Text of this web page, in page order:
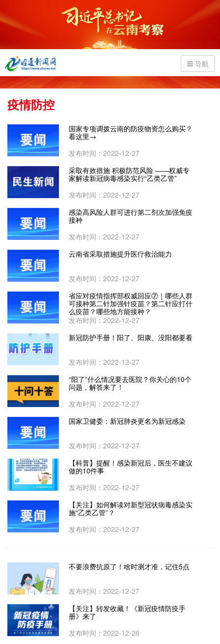
导航
疫情防控
国家专项调拨云南的防疫物资怎么购买？
看这里→
发布时间：2022-12-27
采取有效措施 积极防范风险 ——权威专
家解读新冠病毒感染实行“乙类乙管”
发布时间：2022-12-27
感染高风险人群可进行第二剂次加强免疫
接种
发布时间：2022-12-27
云南省采取措施提升医疗救治能力
发布时间：2022-12-27
省应对疫情指挥部权威回应​⑦｜哪些人群
可接种第二针加强针疫苗？第二针应打什
么疫苗？哪些地方能接种？
发布时间：2022-12-27
新冠防护手册！阳了、阳康、没阳都要看
发布时间：2022-12-27
“阳了”什么情况要去医院？你关心的10个
问题，解答来了！
发布时间：2022-12-27
国家卫健委：新冠肺炎更名为新冠感染
发布时间：2022-12-27
【科普】提醒！感染新冠后，医生不建议
做的10件事
发布时间：2022-12-27
【关注】如何解读对新型冠状病毒感染实
施“乙类乙管”？
发布时间：2022-12-27
不要浪费抗原了！啥时测才准，记住5点
发布时间：2022-12-27
【关注】转发收藏！《新冠疫情防疫手
册》来了
发布时间：2022-12-26